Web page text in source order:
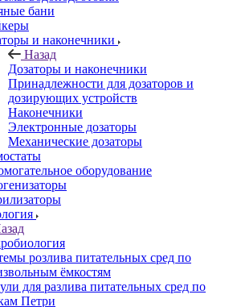
бани
и наконечники
Назад
Дозаторы и наконечники
Принадлежности для дозаторов и
дозирующих устройств
Наконечники
Электронные дозаторы
Механические дозаторы
оборудование
розлива питательных сред по
ёмкостям
для разлива питательных сред по
Петри